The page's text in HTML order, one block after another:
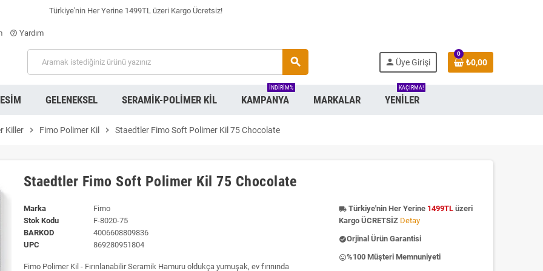
Türkiye'nin Her Yerine 1499TL üzeri Kargo Ücretsiz!
help_outline Yardım
search person Üye Girişi
0
₺0,00
GELENEKSEL SERAMIK-POLIMER KIL KAMPANYA
INDIRIM%
MARKALAR YENILER
KAÇIRMA!
Killer chevron_right Fimo Polimer Kil chevron_right Staedtler Fimo Soft Polimer Kil 75 Chocolate
Staedtler Fimo Soft Polimer Kil 75 Chocolate
Marka
Fimo
Stok Kodu
F-8020-75
BARKOD
4006608809836
UPC
869280951804
Fimo Polimer Kil - Fırınlanabilir Seramik Hamuru oldukça yumuşak, ev fırınında
local_shipping Türkiye'nin Her Yerine 1499TLüzeri
Kargo ÜCRETSİZ Detay
check_circleOrjinal Ürün Garantisi
insert_emoticon%100 Müşteri Memnuniyeti